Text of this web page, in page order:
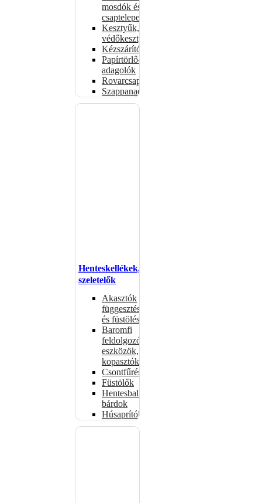
mosdók és
csaptelepek
Kesztyűk,
védőkesztyűk
Kézszárítók
Papírtörlő-
adagolók
Rovarcsapdák
Szappanadagolók
Henteskellékek,
szeletelők
Akasztók
függesztéshez
és füstöléshez
Baromfi
feldolgozó
eszközök,
kopasztók
Csontfűrészek
Füstölők
Hentesbalták,
bárdok
Húsaprítók